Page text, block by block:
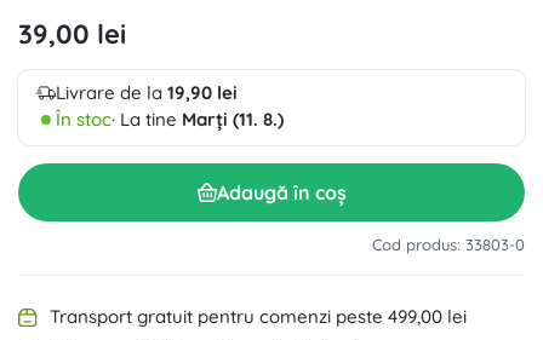
39,00 lei
Livrare de la 19,90 lei
În stoc· La tine Marți (11. 8.)
Adaugă în coș
Cod produs: 33803-0
Transport gratuit pentru comenzi peste 499,00 lei